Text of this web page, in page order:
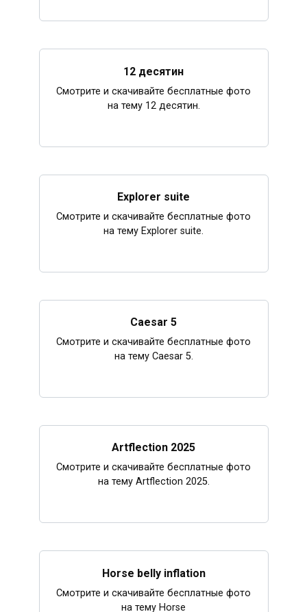
12 десятин
Смотрите и скачивайте бесплатные фото
на тему 12 десятин.
Explorer suite
Смотрите и скачивайте бесплатные фото
на тему Explorer suite.
Caesar 5
Смотрите и скачивайте бесплатные фото
на тему Caesar 5.
Artflection 2025
Смотрите и скачивайте бесплатные фото
на тему Artflection 2025.
Horse belly inflation
Смотрите и скачивайте бесплатные фото
на тему Horse